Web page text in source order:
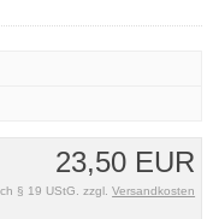
23,50 EUR
§ 19 UStG. zzgl.Versandkosten